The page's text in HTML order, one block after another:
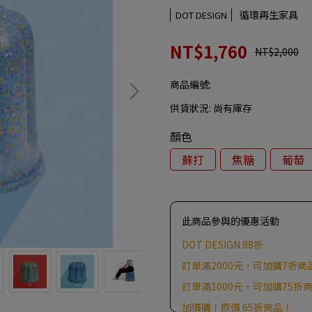
DOT DESIGN 循環再生家具
NT$1,760 NT$2,000
商品編號:
供貨狀況: 尚有庫存
顏色
蘇打
焦糖 葡萄
此商品參與的優惠活動
DOT DESIGN 88折
訂單滿2000元，可加購7折商
訂單滿1000元，可加購75折
加價購！原價 65折商品！